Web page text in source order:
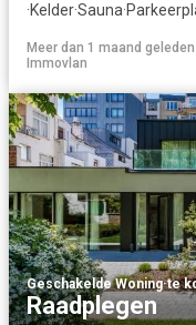
·Kelder·Sauna·
Meer dan 1 maand geleden
Immovlan
Geschakelde Woning·te
Raadplegen